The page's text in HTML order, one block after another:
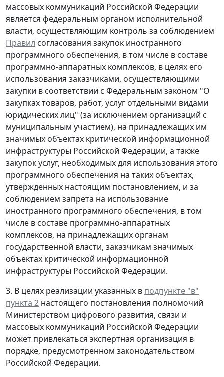
массовых коммуникаций Российской Федерации
является федеральным органом исполнительной
власти, осуществляющим контроль за соблюдением
Правил согласования закупок иностранного
программного обеспечения, в том числе в составе
программно-аппаратных комплексов, в целях его
использования заказчиками, осуществляющими
закупки в соответствии с Федеральным законом "О
закупках товаров, работ, услуг отдельными видами
юридических лиц" (за исключением организаций с
муниципальным участием), на принадлежащих им
значимых объектах критической информационной
инфраструктуры Российской Федерации, а также
закупок услуг, необходимых для использования этого
программного обеспечения на таких объектах,
утвержденных настоящим постановлением, и за
соблюдением запрета на использование
иностранного программного обеспечения, в том
числе в составе программно-аппаратных
комплексов, на принадлежащих органам
государственной власти, заказчикам значимых
объектах критической информационной
инфраструктуры Российской Федерации.
3. В целях реализации указанных в подпункте "в"
пункта 2 настоящего постановления полномочий
Министерством цифрового развития, связи и
массовых коммуникаций Российской Федерации
может привлекаться экспертная организация в
порядке, предусмотренном законодательством
Российской Федерации.